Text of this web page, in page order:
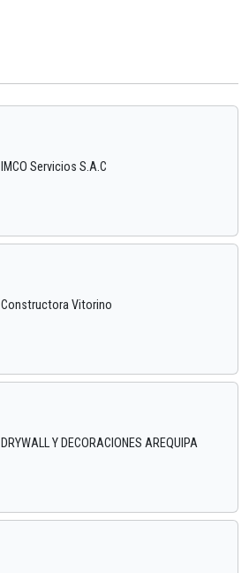
IMCO Servicios S.A.C
Constructora Vitorino
DRYWALL Y DECORACIONES AREQUIPA